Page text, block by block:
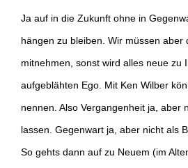
Ja auf in die Zukunft ohne in
hängen zu bleiben. Wir müssen aber
mitnehmen, sonst wird alles neue zu
aufgeblähten Ego. Mit Ken Wilber
nennen. Also Vergangenheit ja, aber
lassen. Gegenwart ja, aber nicht als
So gehts dann auf zu Neuem (im